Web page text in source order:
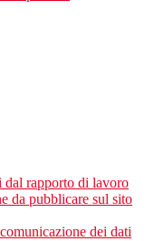
dal rapporto di lavoro
da pubblicare sul sito
dei dati